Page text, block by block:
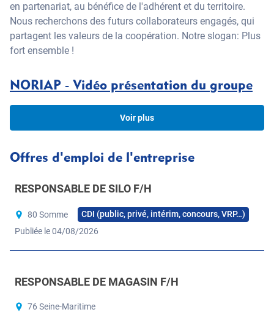
en partenariat, au bénéfice de l'adhérent et du territoire.
Nous recherchons des futurs collaborateurs engagés, qui
partagent les valeurs de la coopération. Notre slogan: Plus
fort ensemble !
NORIAP - Vidéo présentation du groupe
Voir plus
Offres d'emploi de l'entreprise
RESPONSABLE DE SILO F/H
80 Somme
CDI (public, privé, intérim, concours, VRP…)
Publiée le 04/08/2026
RESPONSABLE DE MAGASIN F/H
76 Seine-Maritime